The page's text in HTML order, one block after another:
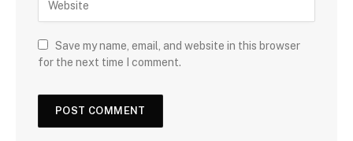
Save my name, email, and website in this browser
for the next time I comment.